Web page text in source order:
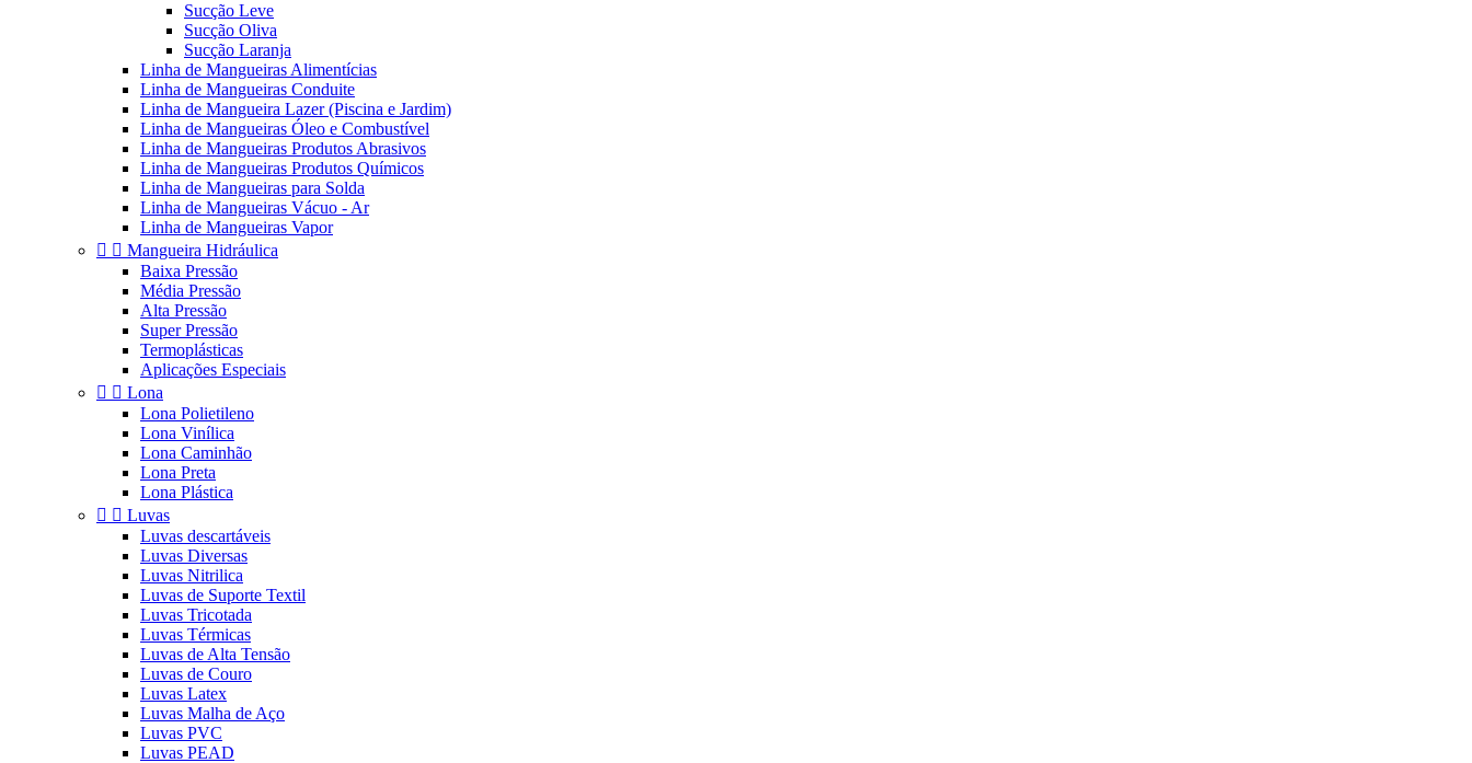
Sucção Leve
Sucção Oliva
Sucção Laranja
Linha de Mangueiras Alimentícias
Linha de Mangueiras Conduite
Linha de Mangueira Lazer (Piscina e Jardim)
Linha de Mangueiras Óleo e Combustível
Linha de Mangueiras Produtos Abrasivos
Linha de Mangueiras Produtos Químicos
Linha de Mangueiras para Solda
Linha de Mangueiras Vácuo - Ar
Linha de Mangueiras Vapor
  Mangueira Hidráulica
Baixa Pressão
Média Pressão
Alta Pressão
Super Pressão
Termoplásticas
Aplicações Especiais
  Lona
Lona Polietileno
Lona Vinílica
Lona Caminhão
Lona Preta
Lona Plástica
  Luvas
Luvas descartáveis
Luvas Diversas
Luvas Nitrilica
Luvas de Suporte Textil
Luvas Tricotada
Luvas Térmicas
Luvas de Alta Tensão
Luvas de Couro
Luvas Latex
Luvas Malha de Aço
Luvas PVC
Luvas PEAD